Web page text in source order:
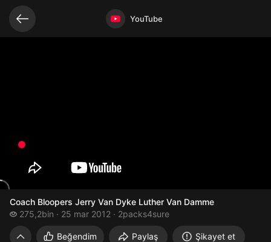
Video açık YouTube
Coach Bloopers Jerry Van Dyke Luther Van Damme
Coach Bloopers Jerry Van Dyke Luther
275,2bin
275,2 bin izleme25 mar 2012 2packs4sure
Beğendim Paylaş Şikayet et
Bağlantılı videolar